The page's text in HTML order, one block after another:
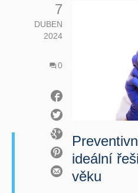
7
DUBEN
2024
0
ideální
věku